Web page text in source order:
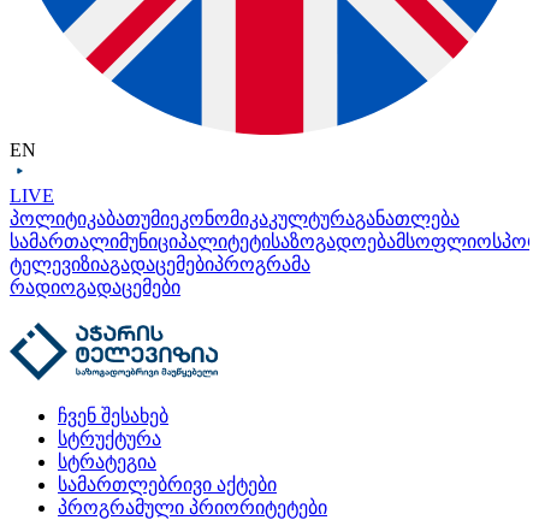
EN
LIVE
პოლიტიკაბათუმიეკონომიკაკულტურაგანათლება
სამართალიმუნიციპალიტეტისაზოგადოებამსოფლიო
ტელევიზიაგადაცემებიპროგრამა
რადიოგადაცემები
ჩვენ შესახებ
სტრუქტურა
სტრატეგია
სამართლებრივი აქტები
პროგრამული პრიორიტეტები